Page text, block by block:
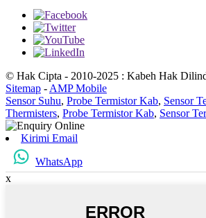
© Hak Cipta - 2010-2025 : Kabeh Hak
Sitemap - AMP Mobile
Sensor Suhu, Probe Termistor Kab, Sensor
Thermisters, Probe Termistor Kab, Sensor
Kirimi Email
WhatsApp
x